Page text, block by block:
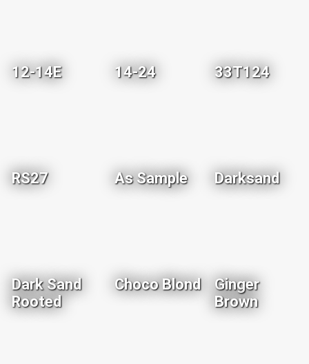
12-14E 14-24 33T124
RS27 As Sample Darksand
Dark Sand
Rooted
Choco Blond
Ginger
Brown